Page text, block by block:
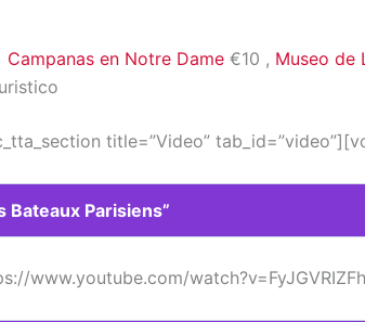
Campanas en Notre Dame €10 , Museo de
title=”Video”
Bateaux Parisiens”
www.youtube.com/